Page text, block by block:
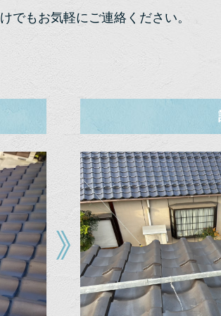
けでもお気軽にご連絡ください。